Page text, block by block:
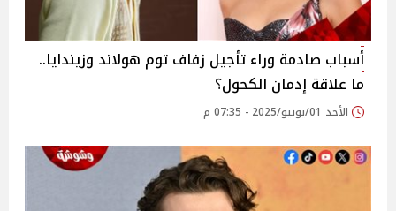
أسباب صادمة وراء تأجيل زفاف توم هولاند وزيندايا..
ما علاقة إدمان الكحول؟
الأحد 01/يونيو/2025 - 07:35 م